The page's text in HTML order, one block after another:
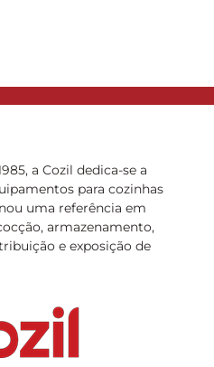
a Cozil dedica-se a
para cozinhas
uma referência em
armazenamento,
e exposição de